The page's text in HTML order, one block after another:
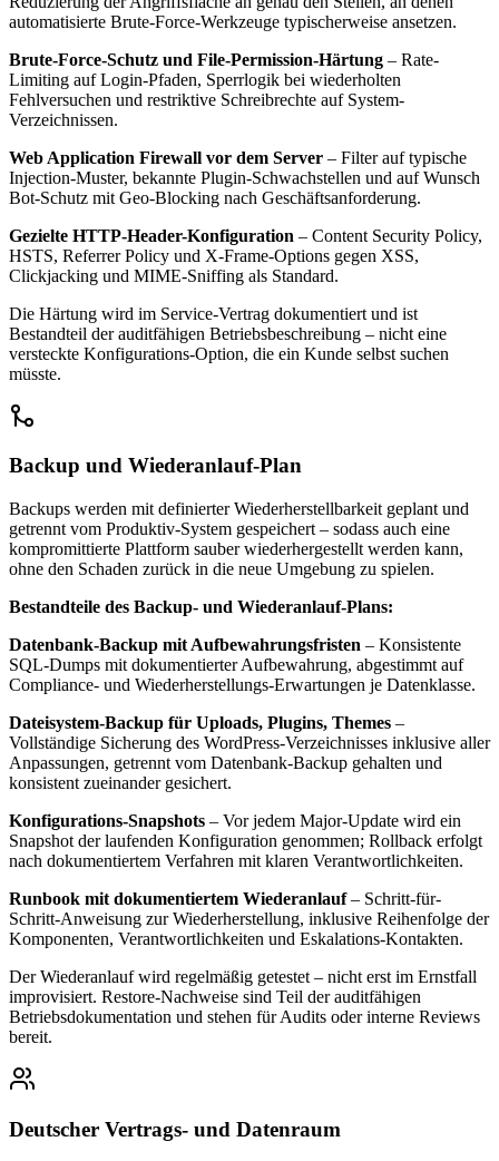
automatisierte Brute-Force-Werkzeuge typischerweise ansetzen.
Brute-Force-Schutz und File-Permission-Härtung – Rate-
Limiting auf Login-Pfaden, Sperrlogik bei wiederholten
Fehlversuchen und restriktive Schreibrechte auf System-
Verzeichnissen.
Web Application Firewall vor dem Server – Filter auf typische
Injection-Muster, bekannte Plugin-Schwachstellen und auf Wunsch
Bot-Schutz mit Geo-Blocking nach Geschäftsanforderung.
Gezielte HTTP-Header-Konfiguration – Content Security Policy,
HSTS, Referrer Policy und X-Frame-Options gegen XSS,
Clickjacking und MIME-Sniffing als Standard.
Die Härtung wird im Service-Vertrag dokumentiert und ist
Bestandteil der auditfähigen Betriebsbeschreibung – nicht eine
versteckte Konfigurations-Option, die ein Kunde selbst suchen
müsste.
Backup und Wiederanlauf-Plan
Backups werden mit definierter Wiederherstellbarkeit geplant und
getrennt vom Produktiv-System gespeichert – sodass auch eine
kompromittierte Plattform sauber wiederhergestellt werden kann,
ohne den Schaden zurück in die neue Umgebung zu spielen.
Bestandteile des Backup- und Wiederanlauf-Plans:
Datenbank-Backup mit Aufbewahrungsfristen – Konsistente
SQL-Dumps mit dokumentierter Aufbewahrung, abgestimmt auf
Compliance- und Wiederherstellungs-Erwartungen je Datenklasse.
Dateisystem-Backup für Uploads, Plugins, Themes –
Vollständige Sicherung des WordPress-Verzeichnisses inklusive aller
Anpassungen, getrennt vom Datenbank-Backup gehalten und
konsistent zueinander gesichert.
Konfigurations-Snapshots – Vor jedem Major-Update wird ein
Snapshot der laufenden Konfiguration genommen; Rollback erfolgt
nach dokumentiertem Verfahren mit klaren Verantwortlichkeiten.
Runbook mit dokumentiertem Wiederanlauf– Schritt-für-
Schritt-Anweisung zur Wiederherstellung, inklusive Reihenfolge der
Komponenten, Verantwortlichkeiten und Eskalations-Kontakten.
Der Wiederanlauf wird regelmäßig getestet – nicht erst im Ernstfall
improvisiert. Restore-Nachweise sind Teil der auditfähigen
Betriebsdokumentation und stehen für Audits oder interne Reviews
bereit.
Deutscher Vertrags- und Datenraum